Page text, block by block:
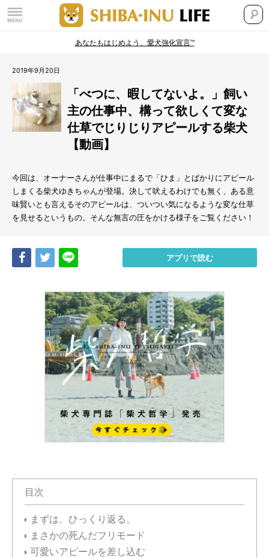
あなたもはじめよう、愛犬強化宣言™
2019年9月20日
「べつに、暇してないよ。」飼い
主の仕事中、構って欲しくて変な
仕草でじりじりアピールする柴犬
【動画】
今回は、オーナーさんが仕事中にまるで「ひま」とばかりにアピール
しまくる柴犬ゆきちゃんが登場。決して吠えるわけでも無く、ある意
味賢いとも言えるそのアピールは、ついつい気になるような変な仕草
を見せるというもの。そんな無言の圧をかける様子をご覧ください！
Share Tweet アプリで読む
目次
まずは、ひっくり返る。
まさかの死んだフリモード
可愛いアピールを差し込む